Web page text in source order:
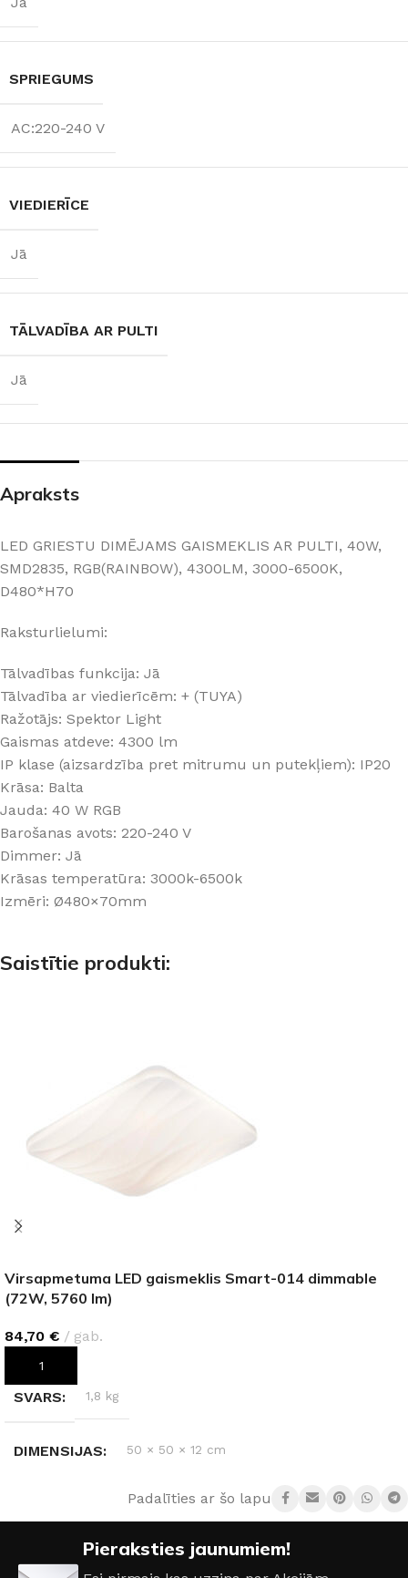
SPRIEGUMS
AC:220-240 V
VIEDIERĪCE
Jā
TĀLVADĪBA AR PULTI
Jā
Apraksts
LED GRIESTU DIMĒJAMS GAISMEKLIS AR PULTI, 40W,
SMD2835, RGB(RAINBOW), 4300LM, 3000-6500K,
D480*H70
Raksturlielumi:
Tālvadības funkcija: Jā
Tālvadība ar viedierīcēm: + (TUYA)
Ražotājs: Spektor Light
Gaismas atdeve: 4300 lm
IP klase (aizsardzība pret mitrumu un putekļiem): IP20
Krāsa: Balta
Jauda: 40 W RGB
Barošanas avots: 220-240 V
Dimmer: Jā
Krāsas temperatūra: 3000k-6500k
Izmēri: Ø480×70mm
Saistītie produkti:
Virsapmetuma LED gaismeklis Smart-014 dimmable
(72W, 5760 lm)
84,70 € gab.
PIEVIENOT GROZAM
SVARS 1,8 kg
DIMENSIJAS 50 × 50 × 12 cm
AIZSARDZĪBAS KLASE IP20
ENERGOEFEKTIVITĀTES KLASE G
Padalīties ar šo lapu:
Pieraksties jaunumiem!